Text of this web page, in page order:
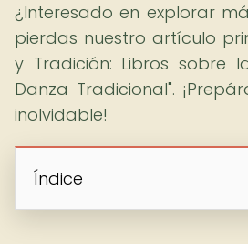
¿Interesado en explorar
pierdas nuestro artículo
y Tradición: Libros sobre
Danza Tradicional".
inolvidable!
Índice